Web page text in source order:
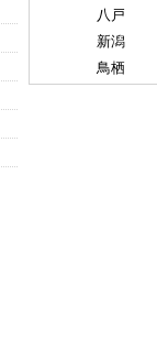
八戸
新潟
鳥栖